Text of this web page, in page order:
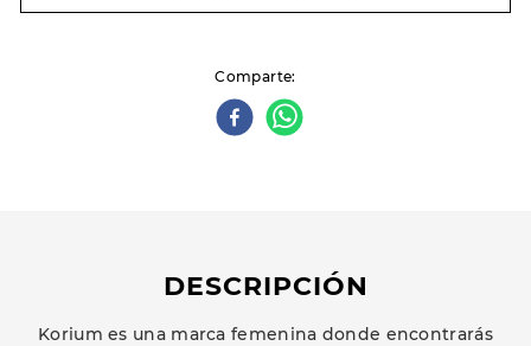
Comparte
DESCRIPCIÓN
Korium es una marca femenina donde encontrarás